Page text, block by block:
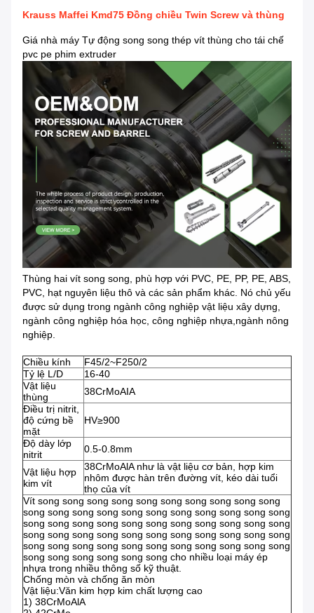
Krauss Maffei Kmd75 Đồng chiều Twin Screw và thùng
Giá nhà máy Tự động song song thép vít thùng cho tái chế
pvc pe phim extruder
Thùng hai vít song song, phù hợp với PVC, PE, PP, PE, ABS,
PVC, hạt nguyên liệu thô và các sản phẩm khác. Nó chủ yếu
được sử dụng trong ngành công nghiệp vật liệu xây dựng,
ngành công nghiệp hóa học, công nghiệp nhựa,ngành nông
nghiệp.
Chiều kính
F45/2~F250/2
Tỷ lệ L/D
16-40
Vật liệu
thùng
38CrMoAIA
Điều trị nitrit,
độ cứng bề
mặt
HV≥900
Độ dày lớp
nitrit
0.5-0.8mm
Vật liệu hợp
kim vít
38CrMoAlA như là vật liệu cơ bản, hợp kim
nhôm được hàn trên đường vít, kéo dài tuổi
thọ của vít
Vít song song song song song song song song song song
song song song song song song song song song song song
song song song song song song song song song song song
song song song song song song song song song song song
song song song song song song song song song song song
song song song song song song cho nhiều loại máy ép
nhựa trong nhiều thông số kỹ thuật.
Chống mòn và chống ăn mòn
Vật liệu:Văn kim hợp kim chất lượng cao
1) 38CrMoAlA